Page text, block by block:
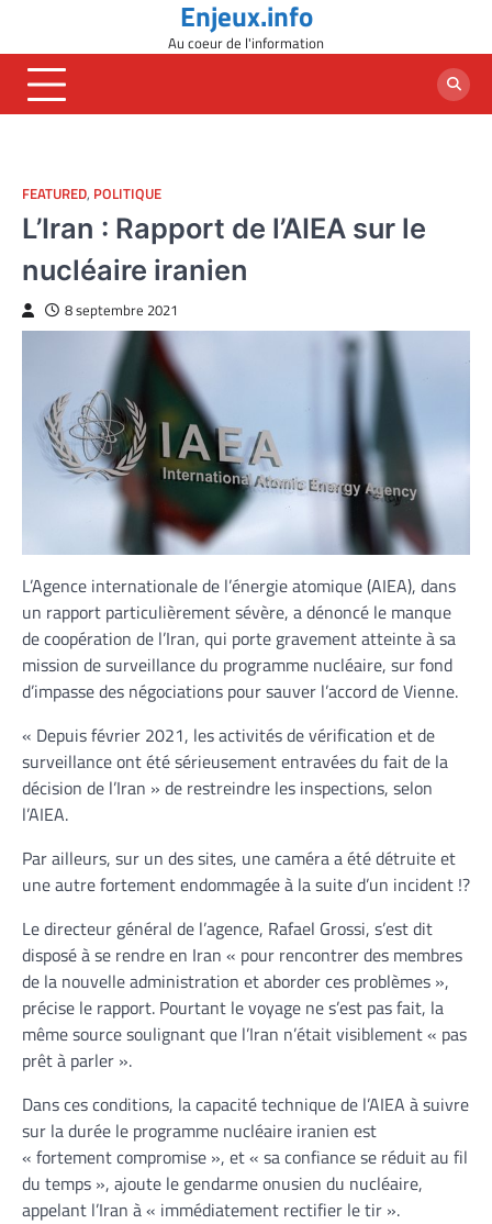
content
Enjeux.info
Au coeur de l'information
FEATURED, POLITIQUE
L’Iran : Rapport de l’AIEA sur le
nucléaire iranien
8 septembre 2021
L’Agence internationale de l’énergie atomique (AIEA), dans
un rapport particulièrement sévère, a dénoncé le manque
de coopération de l’Iran, qui porte gravement atteinte à sa
mission de surveillance du programme nucléaire, sur fond
d’impasse des négociations pour sauver l’accord de Vienne.
« Depuis février 2021, les activités de vérification et de
surveillance ont été sérieusement entravées du fait de la
décision de l’Iran » de restreindre les inspections, selon
l’AIEA.
Par ailleurs, sur un des sites, une caméra a été détruite et
une autre fortement endommagée à la suite d’un incident !?
Le directeur général de l’agence, Rafael Grossi, s’est dit
disposé à se rendre en Iran « pour rencontrer des membres
de la nouvelle administration et aborder ces problèmes »,
précise le rapport. Pourtant le voyage ne s’est pas fait, la
même source soulignant que l’Iran n’était visiblement « pas
prêt à parler ».
Dans ces conditions, la capacité technique de l’AIEA à suivre
sur la durée le programme nucléaire iranien est
« fortement compromise », et « sa confiance se réduit au fil
du temps », ajoute le gendarme onusien du nucléaire,
appelant l’Iran à « immédiatement rectifier le tir ».